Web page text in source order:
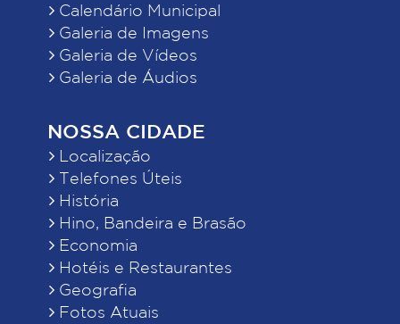
Calendário Municipal
Galeria de Imagens
Galeria de Vídeos
Galeria de Áudios
NOSSA CIDADE
Localização
Telefones Úteis
História
Hino, Bandeira e Brasão
Economia
Hotéis e Restaurantes
Geografia
Fotos Atuais